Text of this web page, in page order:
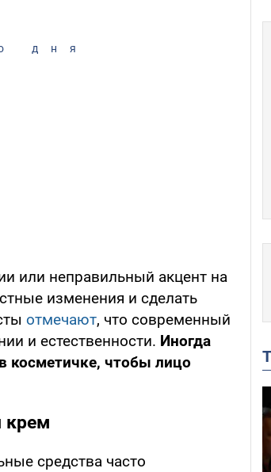
дня
или неправильный акцент на
изменения и сделать
отмечают, что современный
и естественности. Иногда
косметичке, чтобы лицо
крем
средства часто